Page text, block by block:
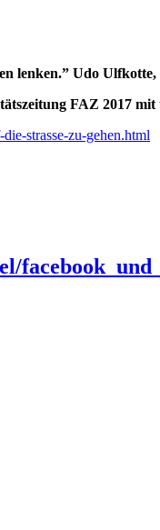
lenken.” Udo
FAZ 2017
strasse-zu-gehen.html